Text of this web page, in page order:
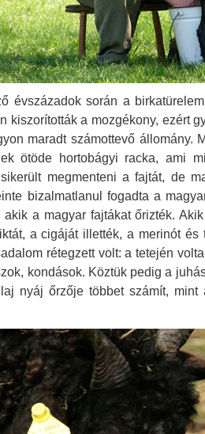
évszázadok során a
kiszorították a mozgékony, ezért
maradt számottevő állomány.
ötöde hortobágyi racka, ami
sikerült megmenteni a fajtát, de
bizalmatlanul fogadta a
akik a magyar fajtákat őrizték.
a cigáját illették, a merinót és
rétegzett volt: a tetején
kondások. Köztük pedig a
nyáj őrzője többet számít, mint